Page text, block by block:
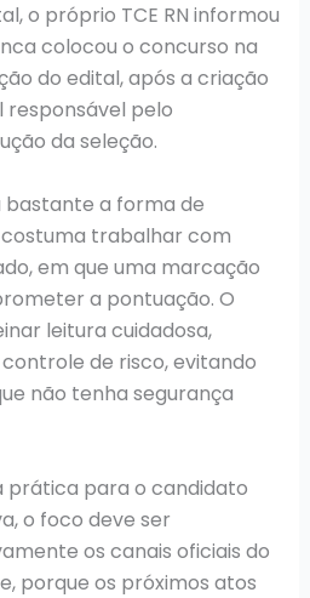
o próprio TCE RN informou
colocou o concurso na
do edital, após a criação
responsável pelo
da seleção.
bastante a forma de
trabalhar com
em que uma marcação
a pontuação. O
leitura cuidadosa,
de risco, evitando
não tenha segurança
prática para o candidato
o foco deve ser
os canais oficiais do
porque os próximos atos